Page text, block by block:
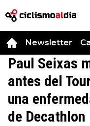
Newsletter
Paul Seixas
antes del
una
de Decathlon